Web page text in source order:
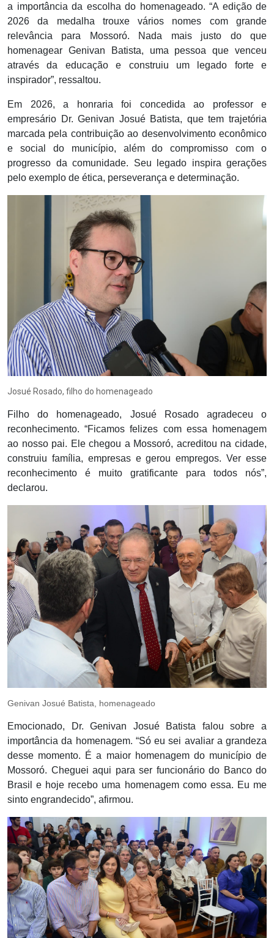
a importância da escolha do homenageado. “A edição de
2026 da medalha trouxe vários nomes com grande
relevância para Mossoró. Nada mais justo do que
homenagear Genivan Batista, uma pessoa que venceu
através da educação e construiu um legado forte e
inspirador”, ressaltou.
Em 2026, a honraria foi concedida ao professor e
empresário Dr. Genivan Josué Batista, que tem trajetória
marcada pela contribuição ao desenvolvimento econômico
e social do município, além do compromisso com o
progresso da comunidade. Seu legado inspira gerações
pelo exemplo de ética, perseverança e determinação.
Josué Rosado, filho do homenageado
Filho do homenageado, Josué Rosado agradeceu o
reconhecimento. “Ficamos felizes com essa homenagem
ao nosso pai. Ele chegou a Mossoró, acreditou na cidade,
construiu família, empresas e gerou empregos. Ver esse
reconhecimento é muito gratificante para todos nós”,
declarou.
Genivan Josué Batista, homenageado
Emocionado, Dr. Genivan Josué Batista falou sobre a
importância da homenagem. “Só eu sei avaliar a grandeza
desse momento. É a maior homenagem do município de
Mossoró. Cheguei aqui para ser funcionário do Banco do
Brasil e hoje recebo uma homenagem como essa. Eu me
sinto engrandecido”, afirmou.